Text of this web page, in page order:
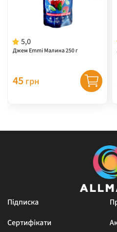
5,0
Джем Emmi Малина 250 г
45 грн
Підписка
Сертифікати